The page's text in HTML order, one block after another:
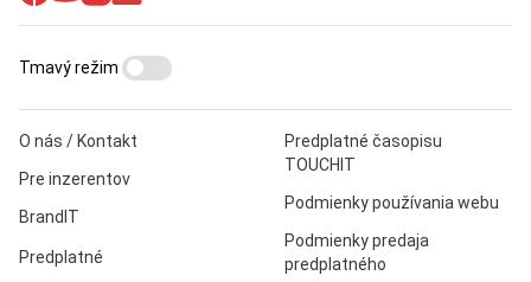
O nás / Kontakt
Pre inzerentov
BrandIT
Predplatné
Predplatné časopisu
TOUCHIT
Podmienky používania webu
Podmienky predaja
predplatného
Tmavý režim